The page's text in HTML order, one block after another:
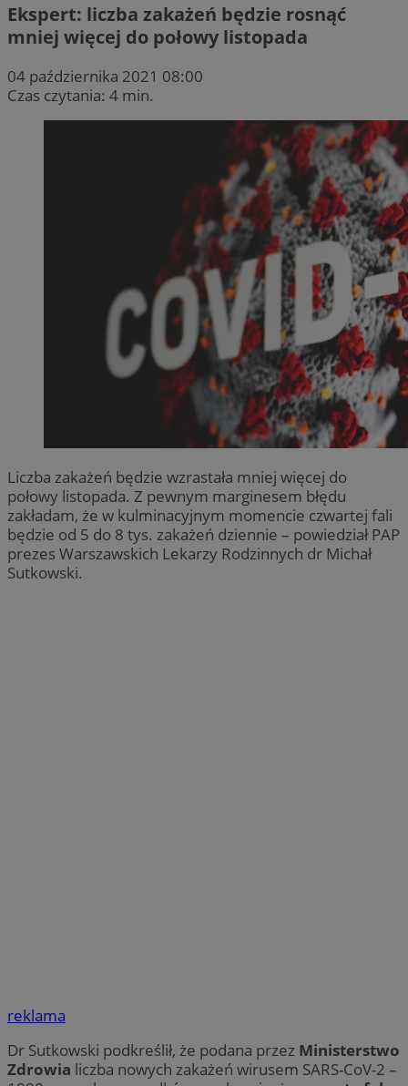
Ekspert: liczba zakażeń będzie rosnąć
mniej więcej do połowy listopada
04 października 2021 08:00
Czas czytania: 4 min.
Liczba zakażeń będzie wzrastała mniej więcej do
połowy listopada. Z pewnym marginesem błędu
zakładam, że w kulminacyjnym momencie czwartej fali
będzie od 5 do 8 tys. zakażeń dziennie – powiedział PAP
prezes Warszawskich Lekarzy Rodzinnych dr Michał
Sutkowski.
reklama
Dr Sutkowski podkreślił, że podana przez Ministerstwo
Zdrowia liczba nowych zakażeń wirusem SARS-CoV-2 –